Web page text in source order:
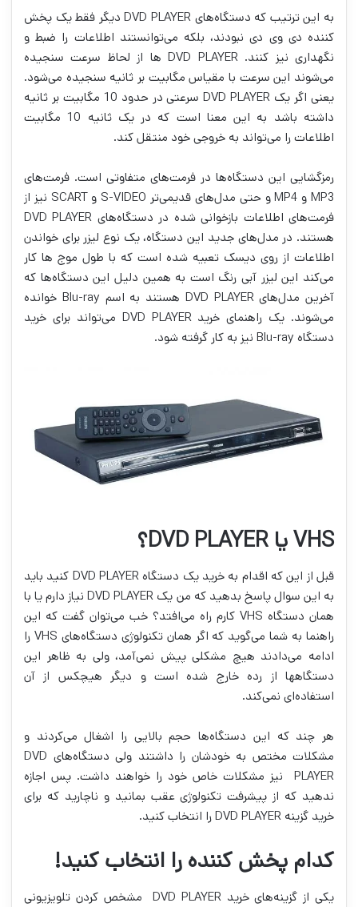
به این ترتیب که دستگاه‌های DVD PLAYER دیگر فقط یک پخش
کننده دی وی دی نبودند، بلکه می‌توانستند اطلاعات را ضبط و
نگهداری نیز کنند. DVD PLAYER ها از لحاظ سرعت سنجیده
می‌شوند این سرعت با مقیاس مگابیت بر ثانیه سنجیده می‌شود.
یعنی اگر یک DVD PLAYER سرعتی در حدود 10 مگابیت بر ثانیه
داشته باشد به این معنا است که در یک ثانیه 10 مگابیت
اطلاعات را می‌تواند به خروجی خود منتقل کند.
رمزگشایی این دستگاه‌ها در فرمت‌های متفاوتی است. فرمت‌های
MP3 و MP4 و حتی مدل‌های قدیمی‌تر S-VIDEO و SCART نیز از
فرمت‌های اطلاعات بازخوانی شده در دستگاه‌های DVD PLAYER
هستند. در مدل‌های جدید این دستگاه، یک نوع لیزر برای خواندن
اطلاعات از روی دیسک تعبیه شده است که با طول موج ها کار
می‌کند این لیزر آبی رنگ است به همین دلیل این دستگاه‌ها که
آخرین مدل‌های DVD PLAYER هستند به اسم Blu-ray خوانده
می‌شوند. یک راهنمای خرید DVD PLAYER می‌تواند برای خرید
دستگاه Blu-ray نیز به کار گرفته شود.
VHS یا DVD PLAYER؟
قبل از این که اقدام به خرید یک دستگاه DVD PLAYER کنید باید
به این سوال پاسخ بدهید که من یک DVD PLAYER نیاز دارم یا با
همان دستگاه VHS کارم راه می‌افتد؟ خب می‌توان گفت که این
راهنما به شما می‌گوید که اگر همان تکنولوژی دستگاه‌های VHS را
ادامه می‌دادند هیچ مشکلی پیش نمی‌آمد، ولی به ظاهر این
دستگاه‎ها از رده خارج شده است و دیگر هیچکس از آن
استفاده‌ای نمی‌کند.
هر چند که این دستگاه‌ها حجم بالایی را اشغال می‌کردند و
مشکلات مختص به خودشان را داشتند ولی دستگاه‌های DVD
PLAYER نیز مشکلات خاص خود را خواهند داشت. پس اجازه
ندهید که از پیشرفت تکنولوژی عقب بمانید و ناچارید که برای
خرید گزینه DVD PLAYER را انتخاب کنید.
کدام پخش کننده را انتخاب کنید!
یکی از گزینه‌های خرید DVD PLAYER مشخص کردن تلویزیونی